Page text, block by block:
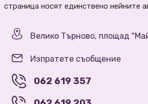
страница носят единствено нейните
Велико Търново, площад
Изпратете съобщение
062 619 357